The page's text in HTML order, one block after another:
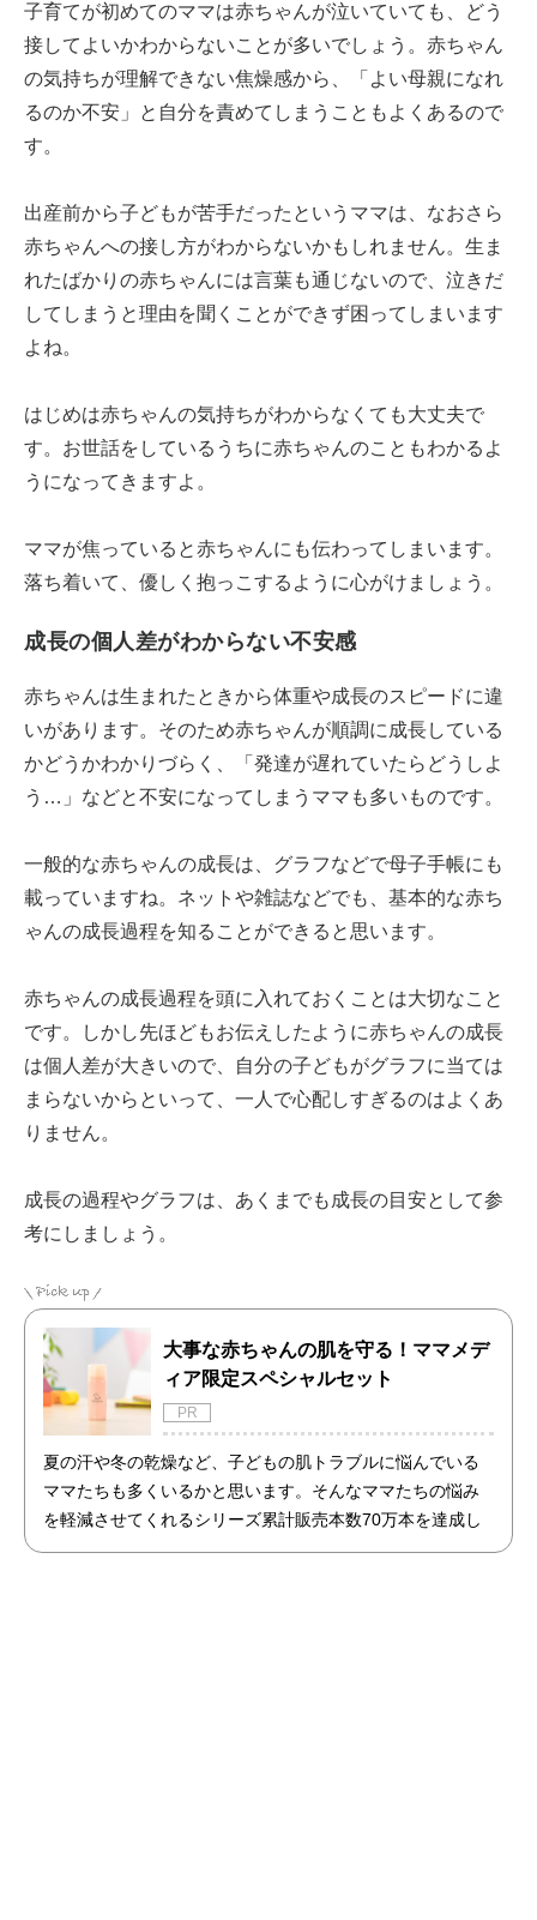
子育てが初めてのママは赤ちゃんが泣いていても、どう
接してよいかわからないことが多いでしょう。赤ちゃん
の気持ちが理解できない焦燥感から、「よい母親になれ
るのか不安」と自分を責めてしまうこともよくあるので
す。
出産前から子どもが苦手だったというママは、なおさら
赤ちゃんへの接し方がわからないかもしれません。生ま
れたばかりの赤ちゃんには言葉も通じないので、泣きだ
してしまうと理由を聞くことができず困ってしまいます
よね。
はじめは赤ちゃんの気持ちがわからなくても大丈夫で
す。お世話をしているうちに赤ちゃんのこともわかるよ
うになってきますよ。
ママが焦っていると赤ちゃんにも伝わってしまいます。
落ち着いて、優しく抱っこするように心がけましょう。
成長の個人差がわからない不安感
赤ちゃんは生まれたときから体重や成長のスピードに違
いがあります。そのため赤ちゃんが順調に成長している
かどうかわかりづらく、「発達が遅れていたらどうしよ
う…」などと不安になってしまうママも多いものです。
一般的な赤ちゃんの成長は、グラフなどで母子手帳にも
載っていますね。ネットや雑誌などでも、基本的な赤ち
ゃんの成長過程を知ることができると思います。
赤ちゃんの成長過程を頭に入れておくことは大切なこと
です。しかし先ほどもお伝えしたように赤ちゃんの成長
は個人差が大きいので、自分の子どもがグラフに当ては
まらないからといって、一人で心配しすぎるのはよくあ
りません。
成長の過程やグラフは、あくまでも成長の目安として参
考にしましょう。
大事な赤ちゃんの肌を守る！ママメデ
ィア限定スペシャルセット
PR
夏の汗や冬の乾燥など、子どもの肌トラブルに悩んでいる
ママたちも多くいるかと思います。そんなママたちの悩み
を軽減させてくれるシリーズ累計販売本数70万本を達成し
た商品「アトピッグ」と「敏感肌用石鹸ホイップソープ」